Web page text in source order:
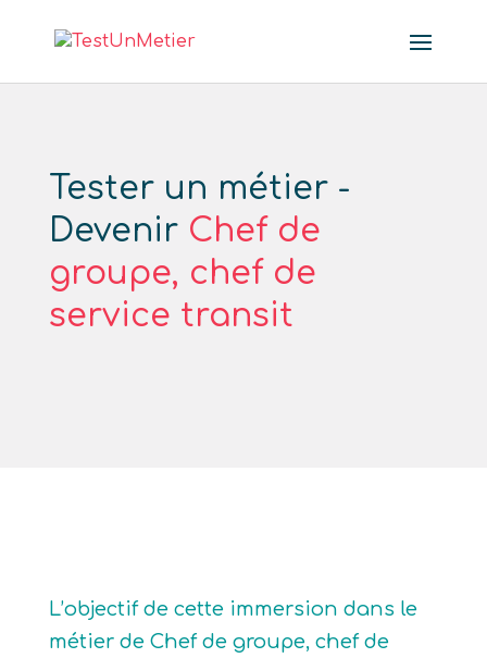
Tester un métier -
Devenir Chef de
groupe, chef de
service transit
L’objectif de cette immersion dans le
métier de Chef de groupe, chef de